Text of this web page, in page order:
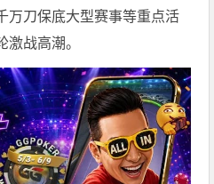
万刀保底大型赛事等重点活
激战高潮。